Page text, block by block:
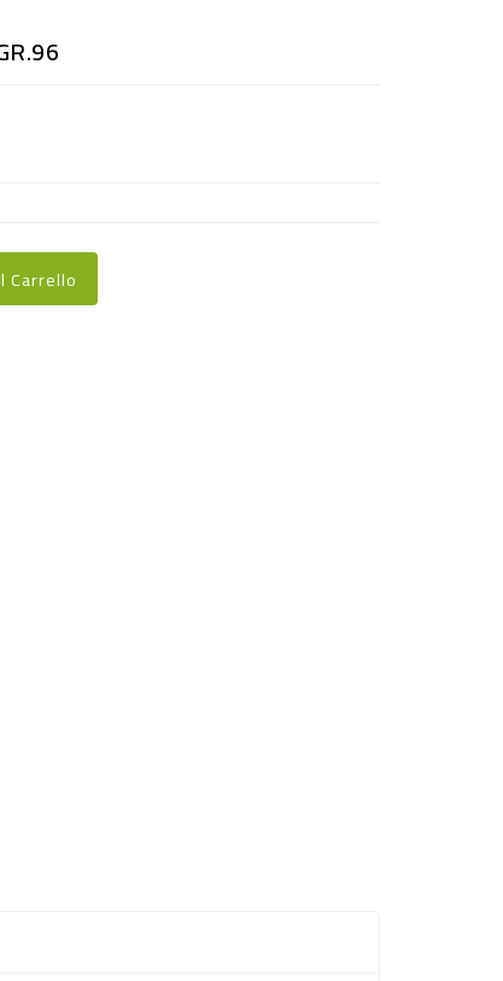
Carrello